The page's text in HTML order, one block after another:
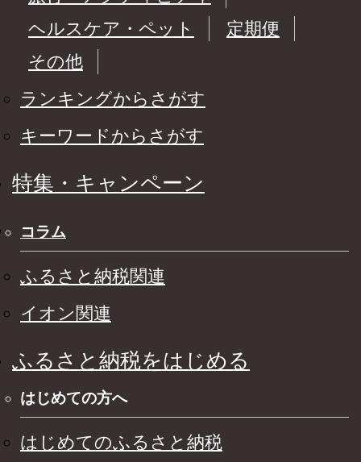
ヘルスケア・ペット
定期便
その他
ランキングからさがす
キーワードからさがす
特集・キャンペーン
コラム
ふるさと納税関連
イオン関連
ふるさと納税をはじめる
はじめての方へ
はじめてのふるさと納税